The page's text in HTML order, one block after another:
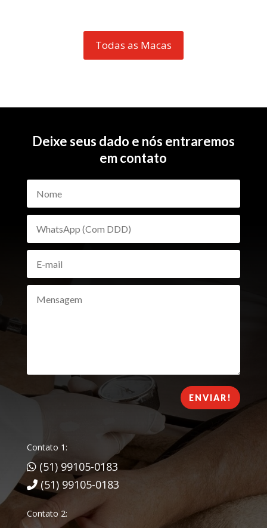
Todas as Macas
Deixe seus dado e nós entraremos
em contato
ENVIAR!
Contato 1:
(51) 99105-0183
(51) 99105-0183
Contato 2: